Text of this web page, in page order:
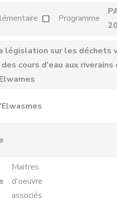
Programme
législation sur les déchets
cours d'eau aux riverains
Maitres
d'oeuvre
associés